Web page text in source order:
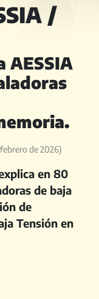
/
AESSIA
de 2026)
en 80
de baja
de
Tensión en